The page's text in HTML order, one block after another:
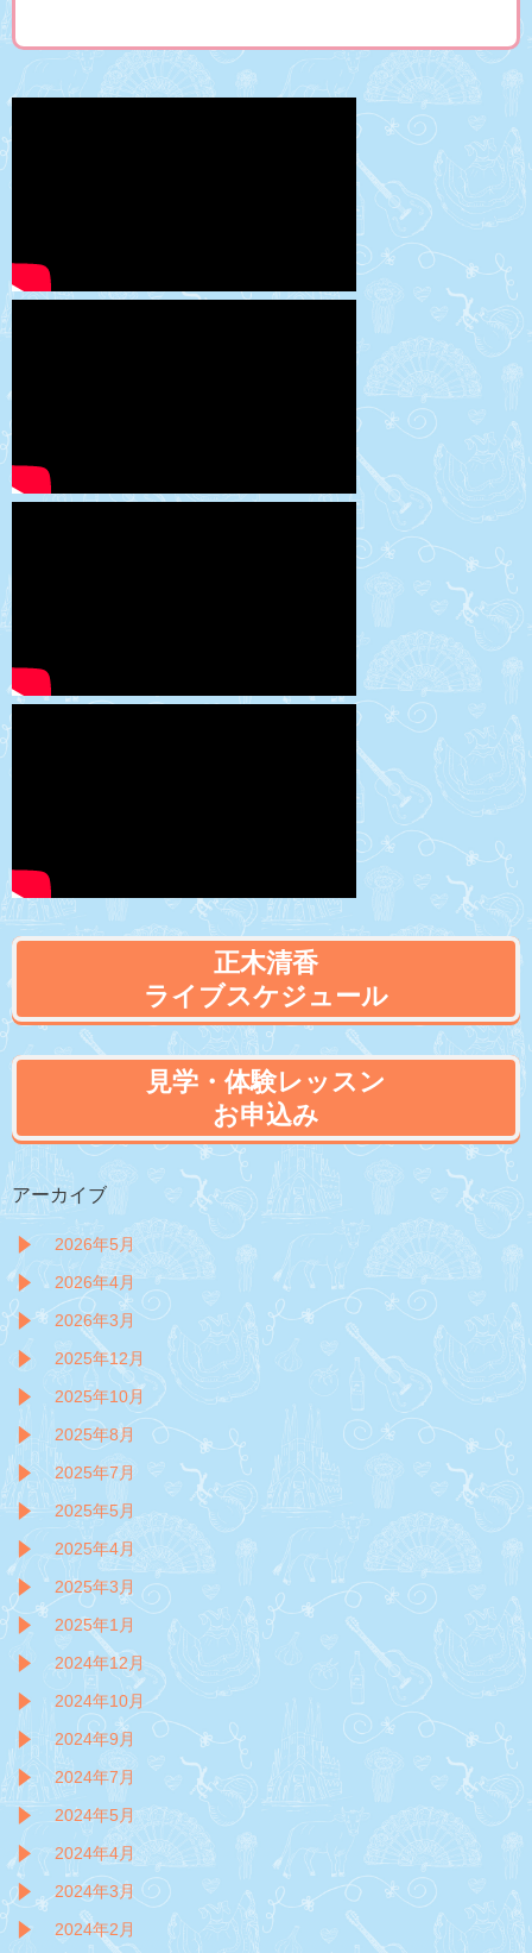
正木清香
ライブスケジュール
見学・体験レッスン
お申込み
アーカイブ
2026年5月
2026年4月
2026年3月
2025年12月
2025年10月
2025年8月
2025年7月
2025年5月
2025年4月
2025年3月
2025年1月
2024年12月
2024年10月
2024年9月
2024年7月
2024年5月
2024年4月
2024年3月
2024年2月